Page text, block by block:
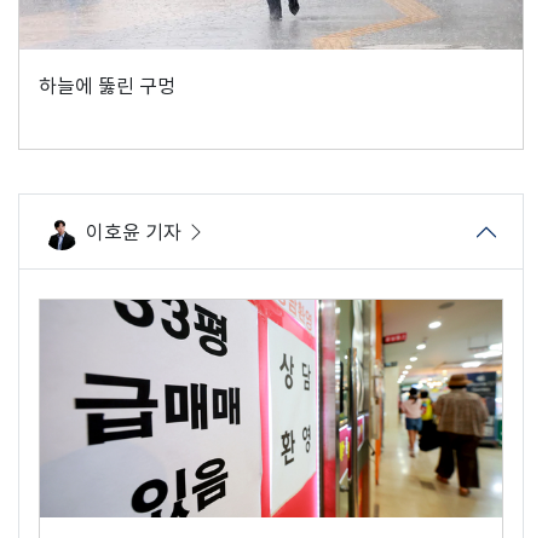
하늘에 뚫린 구멍
이호윤 기자